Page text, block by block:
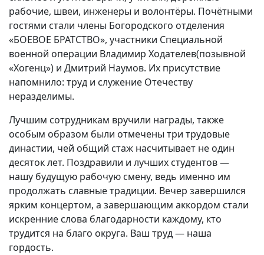
рабочие, швеи, инженеры и волонтёры. Почётными
гостями стали члены Богородского отделения
«БОЕВОЕ БРАТСТВО», участники Специальной
военной операции Владимир Ходателев(позывной
«Хогенц») и Дмитрий Наумов. Их присутствие
напомнило: труд и служение Отечеству
неразделимы.
Лучшим сотрудникам вручили награды, также
особым образом были отмечены три трудовые
династии, чей общий стаж насчитывает не один
десяток лет. Поздравили и лучших студентов —
нашу будущую рабочую смену, ведь именно им
продолжать славные традиции. Вечер завершился
ярким концертом, а завершающим аккордом стали
искренние слова благодарности каждому, кто
трудится на благо округа. Ваш труд — наша
гордость.